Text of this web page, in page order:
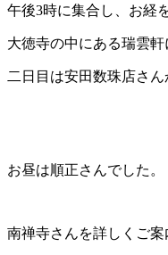
午後3時に集合し、お経
大徳寺の中にある瑞雲
二日目は安田数珠店さん
お昼は順正さんでした。
南禅寺さんを詳しくご